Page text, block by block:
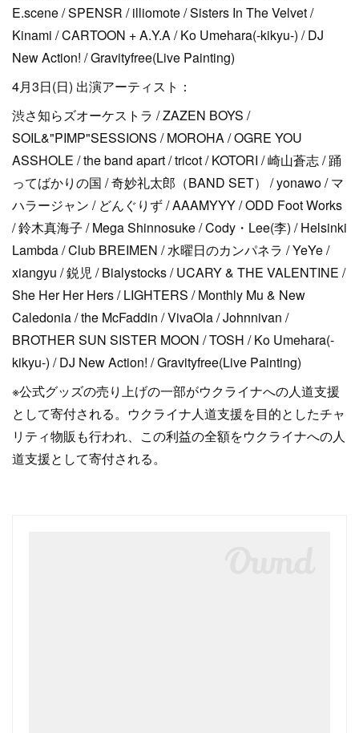
E.scene / SPENSR / illiomote / Sisters In The Velvet /
Kinami / CARTOON + A.Y.A / Ko Umehara(-kikyu-) / DJ
New Action! / Gravityfree(Live Painting)
4月3日(日) 出演アーティスト：
渋さ知らズオーケストラ / ZAZEN BOYS /
SOIL&"PIMP"SESSIONS / MOROHA / OGRE YOU
ASSHOLE / the band apart / tricot / KOTORI / 崎山蒼志 / 踊
ってばかりの国 / 奇妙礼太郎（BAND SET） / yonawo / マ
ハラージャン / どんぐりず / AAAMYYY / ODD Foot Works
/ 鈴木真海子 / Mega Shinnosuke / Cody・Lee(李) / Helsinki
Lambda / Club BREIMEN / 水曜日のカンパネラ / YeYe /
xiangyu / 鋭児 / Bialystocks / UCARY & THE VALENTINE /
She Her Her Hers / LIGHTERS / Monthly Mu & New
Caledonia / the McFaddin / VivaOla / Johnnivan /
BROTHER SUN SISTER MOON / TOSH / Ko Umehara(-
kikyu-) / DJ New Action! / Gravityfree(Live Painting)
※公式グッズの売り上げの一部がウクライナへの人道支援
として寄付される。ウクライナ人道支援を目的としたチャ
リティ物販も行われ、この利益の全額をウクライナへの人
道支援として寄付される。